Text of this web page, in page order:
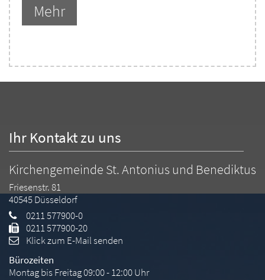
Mehr
Ihr Kontakt zu uns
Kirchengemeinde St. Antonius und Benediktus
Friesenstr. 81
40545Düsseldorf
0211 577900-0
0211 577900-20
Klick zum E-Mail senden
Bürozeiten
Montag bis Freitag 09:00 - 12:00 Uhr